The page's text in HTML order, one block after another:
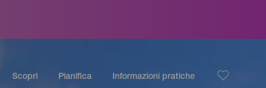
Scopri Pianifica Informazioni pratiche